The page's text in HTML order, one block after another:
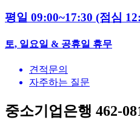
평일 09:00~17:30 (점심
토, 일요일 & 공휴일 휴무
견적문의
자주하는 질문
중소기업은행 462-